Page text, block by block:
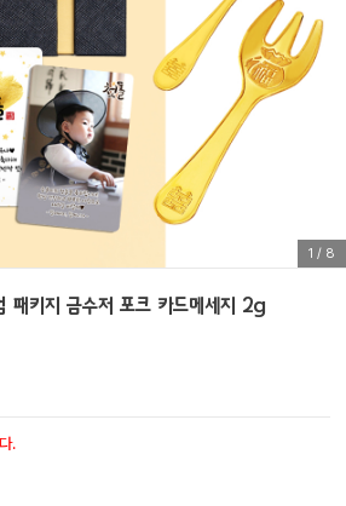
1 / 8
패키지 금수저 포크 카드메세지 2g
.